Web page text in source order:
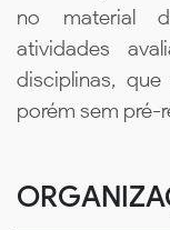
no material
atividades
disciplinas,
porém sem pré-